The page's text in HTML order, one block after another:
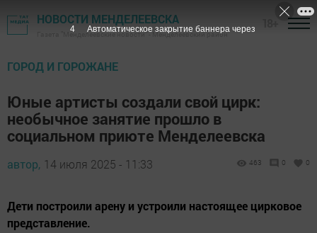
НОВОСТИ МЕНДЕЛЕЕВСКА
Газета "Менделеевские новости" - Менделеевский район
ГОРОД И ГОРОЖАНЕ
Юные артисты создали свой цирк:
необычное занятие прошло в
социальном приюте Менделеевска
автор, 14 июля 2025 - 11:33 463 0 0
Дети построили арену и устроили настоящее цирковое
представление.
3 Автоматическое закрытие баннера через